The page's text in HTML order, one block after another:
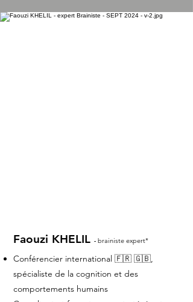
Faouzi KHELIL - brainiste expert*
Conférencier international 🇫🇷 🇬🇧,
spécialiste de la cognition et des
comportements humains